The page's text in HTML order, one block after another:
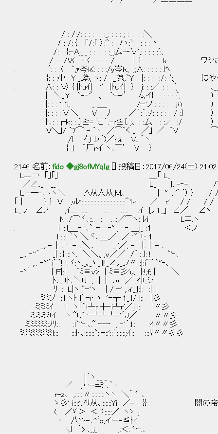
/ : /:/: : : : : : :_: : : : ; : : : : :＼
/ : /: {: : ｢/:「 〉:^ : : /ヽ:＼ : : : ヽ
/: : :{:-Ａ;_:_ : : : : : :_j厶-‐ﾞv:ﾞ,: : : : :ﾞ:、
. / : : /V( ヽ:(: : : : : :/ |: } : : : : : k ワシさん
. :ﾞ: : :〈 `,ｧ岑k(: : : :/y岑ｋ、j;∧: : : : : }ﾍ
{: : :小 Ｙ _,為, ヽ: / _,為,`Y |: : : : :/: :ﾞ:, はや
. ∧: : 'ｖ〉 { |ﾄuｲ| '′|ﾄｕｲ| } j: : :／ : : : ﾞ, ､__人_人
| : ＼｣Y `-‐'’ 、 `ｰ-'’ 厶イ}
|: : : 个i、 _ ＿_ /ｰ'ノ : : : : : :jﾊ ） キキ
|: : : : Ｖ ＼ V ﾉ ／｀:´.:/: : : : : :/ :} ） ワシを
ﾄ､: :┌ｋ: : 〕≧=｀こ´.-ｒ≦〔 ;､: :
Ｖ＼｣/ `7⌒ -_`ヽ _／⌒`く_｣:_:／｣_:／ `V
/{ 勹 }ﾉ´)／ｒぇ ＶI ｀ヽ
{ ｣ ｀厂rイ ヽ､⌒’ V }
2146 名前： fido ◆gj8ofMYqIg
[] 投稿日：2017/06/24(土)
Lニ￢ ｢｣｢｣ ＿「 L_
／∠.._ __ L_ ｣, -‐-､ /
L -─-､ヽヽ＼ ,ﾍ从人从,M,､ | ''´, '⌒） } /
｢│ } .} Ｖ ,vﾚ'::::::::::::::::::::::::::::::＾1ｨ ／ r' / / /_/
L_フ ∠ノ ,ｲ:::: :::.. ::: ..:::: ::ｲ レ１_」 ∠／ ∠ゝ
N :/⌒ヾ､::.. :: ..::／⌒ヽ: ﾚi Lニ.ヽ
. i :::l＿_‐-､` ｰ--‐'' , -‐ ＿i_ :１ ＜ノ
l :::l ｀ヽ.＼.ヾ､.___,／ ／ '"´!:: 1
_,..-‐| ::ｉ ｰ- ､＼:､ ,.:'／, -ｰ |:: |‐- ､.
_,.. ‐''´ _| ::{.:::ヽ. ＼＼,, ,v／／ /´:: }: ! `'‐､ かつ
,.. ‐'''´i⌒! !.ヾ:ヽ._｡_ゝ_lll!_∠｡_,ノ〃 :|:i⌒!`''‐､
‐''´ | Ｆ|:| `ﾐ≡vｼ!│ﾐ≡彡'u, |:!,f; | ＼ 老いたりとい
. ﾄ､_l:!ﾄ､＼U , |.│ ､v ／ ,ｲ|!_ジl
ﾘ ::| L|ヽ.`ｰ'ヽ.| | / ｰ' ,.ィ_｣:|: :|│
ミミﾉ ::l ヽト｣`ｰr-ゝ-'ｰ┬ 1_｣/ l:: |彡
ミミﾐｲ :! ヽ「`i┴r:┼‐i┴r'／j i:: |〃彡
ミミミﾐ!ｲ :::ヽ.~U` ｰ┴┴┴‐'´J／: :l〃〃彡
ミﾐﾐﾐﾐﾐ:ﾉﾘ:: :l`''‐:､.~ ｰ一 , ‐'´:l:: :ｲ〃〃彡
ミﾐﾐﾐﾐﾐﾐﾐﾐl::: :::ト､:::::::`::ｰ::'::´::::::;ｲ:: :::ﾘ〃〃彡彡
|｀ヽ.__ _
／ 丿ー=ミ:､｀ヽ
r-z､ ,::::::〃:::::::::ヽヽ ＼｀ヾ ､
ゝ彡' i::::'ノﾘ从､:::::::Yi ／-､ }} 闇の帝王って
( ／ゞ＞ ＜ヾ:::::／｀ヽゝ j
ヽ 八'''r-､'''ﾟo,イー-≦ﾄ<
＼} ｀>.､_j_i .,:＜:ヾｰ.､